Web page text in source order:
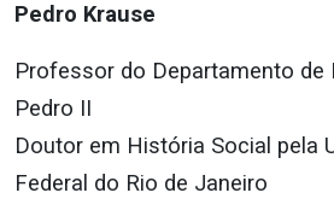
Pedro Krause
Professor do Departamento de
Pedro II
Doutor em História Social pela
Federal do Rio de Janeiro